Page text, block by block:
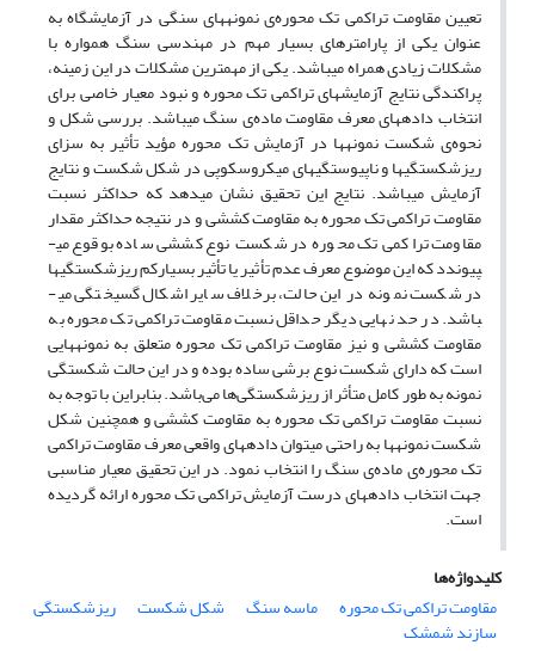
تعیین مقاومت تراکمی تک محوره‌ی نمونه­های سنگی در‌ آزمایشگاه به
عنوان یکی از پارامترهای بسیار مهم در مهندسی سنگ همواره با
مشکلات زیادی همراه می­باشد. یکی از مهم­ترین مشکلات در این زمینه،
پراکندگی نتایج آزمایش­های تراکمی تک محوره و نبود معیار خاصی برای
انتخاب داده­های معرف مقاومت ماده‌ی سنگ می­باشد. بررسی شکل و
نحوه‌ی شکست نمونه­ها در آزمایش تک محوره مؤید تأثیر به سزای
ریزشکستگی­ها و ناپیوستگی­های میکروسکوپی در شکل شکست و نتایج
آزمایش می­باشد. نتایج این تحقیق نشان می­دهد که حداکثر نسبت
مقاومت تراکمی تک محوره به مقاومت کششی و در نتیجه حداکثر مقدار
مقاومت تراکمی تک محوره در شکست نوع کششی ساده بوقوع می­
پیوندد که این موضوع معرف عدم تأثیر یا تأثیر بسیارکم ریزشکستگی­ها
در شکست نمونه در این حالت، برخلاف سایر اشکال گسیختگی می­
باشد. در حد نهایی دیگر حداقل نسبت مقاومت تراکمی تک محوره به
مقاومت کششی و نیز مقاومت تراکمی تک محوره متعلق به نمونه­هایی
است که دارای شکست نوع برشی ساده بوده و در این حالت شکستگی
نمونه به طور کامل متأثر از ریزشکستگی‌ها می‌باشد. بنابراین با توجه به
نسبت مقاومت تراکمی تک محوره به مقاومت کششی و هم­چنین شکل
شکست نمونه­ها به راحتی می­توان داده­های واقعی معرف مقاومت تراکمی
تک محوره‌ی ماده‌ی سنگ را انتخاب نمود. در این تحقیق معیار مناسبی
جهت انتخاب داده­های درست آزمایش تراکمی تک محوره ارائه گردیده
است.
کلیدواژه‌ها
مقاومت تراکمی تک محوره
ماسه سنگ شکل شکست ریزشکستگی
سازند شمشک